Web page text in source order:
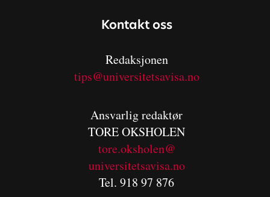
Kontakt oss
Redaksjonen
tips@universitetsavisa.no
Ansvarlig redaktør
TORE OKSHOLEN
tore.oksholen@
universitetsavisa.no
Tel. 918 97 876